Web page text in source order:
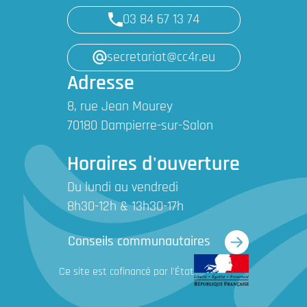
Tél. : 03 84 67 14 30
Mail :mairie@dampierresursalon.com
DELAIN
Tél. : 03 84 67 08 51
Mail :mairie.delain2@orange.fr
DENÈVRE
Tél. : 03 84 67 19 12
Mail :
mairie.denevre@orange.fr
03 84 67 13 74
secretariat@cc4r.eu
Adresse
8, rue Jean Mourey
70180 Dampierre-sur-Salon
Horaires d'ouverture
Du lundi au vendredi
8h30-12h & 13h30-17h
Conseils communautaires
Ce site est cofinancé par l'État